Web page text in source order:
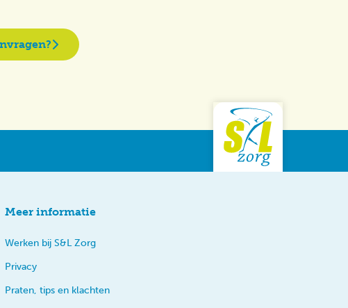
Meer informatie
Werken bij S&L Zorg
Privacy
Praten, tips en klachten